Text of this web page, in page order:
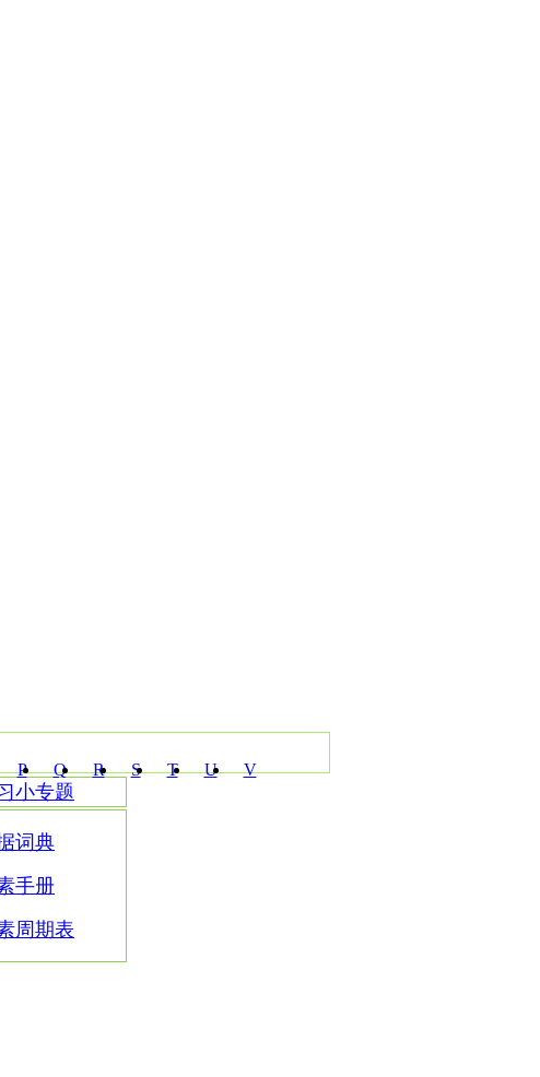
P Q R S T U V
小专题
词典
手册
周期表